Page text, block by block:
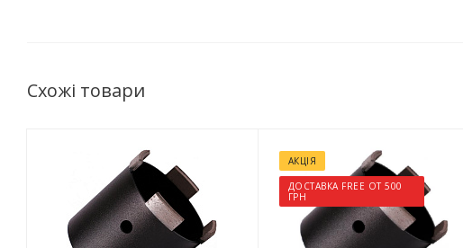
Схожі товари
АКЦІЯ
ДОСТАВКА FREE ОТ 500
ГРН